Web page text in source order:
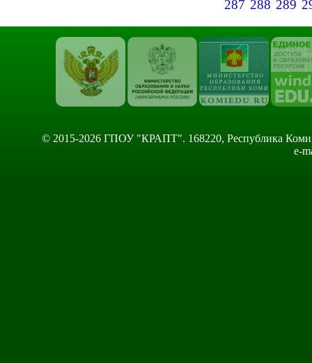
287 288 289
© 2015-2026 ГПОУ "КРАПТ". 168220, Республика Коми,
e-